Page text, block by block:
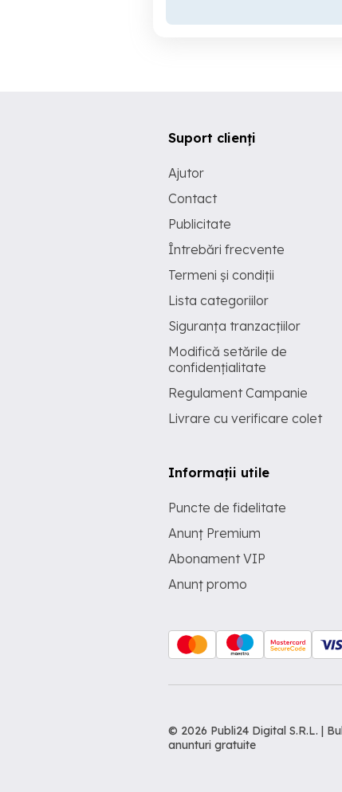
Suport clienți
Ajutor
Contact
Publicitate
Întrebări frecvente
Termeni și condiții
Lista categoriilor
Siguranța tranzacțiilor
Modifică setările de
confidențialitate
Regulament Campanie
Livrare cu verificare colet
Informații utile
Puncte de fidelitate
Anunț Premium
Abonament VIP
Anunț promo
© 2026 Publi24 Digital S.R.L. |
anunturi gratuite